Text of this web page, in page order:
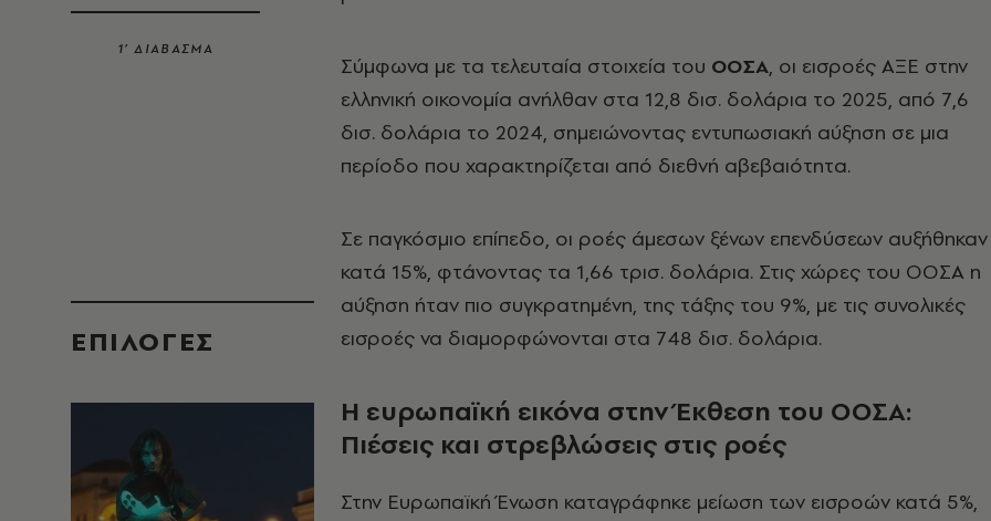
1’ ΔΙΑΒΑΣΜΑ
EΠΙΛΟΓΈΣ
Σύμφωνα με τα τελευταία στοιχεία του ΟΟΣΑ, οι εισροές ΑΞΕ στην
ελληνική οικονομία ανήλθαν στα 12,8 δισ. δολάρια το 2025, από 7,6
δισ. δολάρια το 2024, σημειώνοντας εντυπωσιακή αύξηση σε μια
περίοδο που χαρακτηρίζεται από διεθνή αβεβαιότητα.
Σε παγκόσμιο επίπεδο, οι ροές άμεσων ξένων επενδύσεων αυξήθηκαν
κατά 15%, φτάνοντας τα 1,66 τρισ. δολάρια. Στις χώρες του ΟΟΣΑ η
αύξηση ήταν πιο συγκρατημένη, της τάξης του 9%, με τις συνολικές
εισροές να διαμορφώνονται στα 748 δισ. δολάρια.
Η ευρωπαϊκή εικόνα στην Έκθεση του ΟΟΣΑ:
Πιέσεις και στρεβλώσεις στις ροές
Στην Ευρωπαϊκή Ένωση καταγράφηκε μείωση των εισροών κατά 5%,